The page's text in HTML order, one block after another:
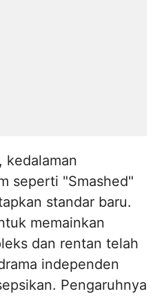
kedalaman
seperti "Smashed"
standar baru.
memainkan
dan rentan telah
independen
Pengaruhnya